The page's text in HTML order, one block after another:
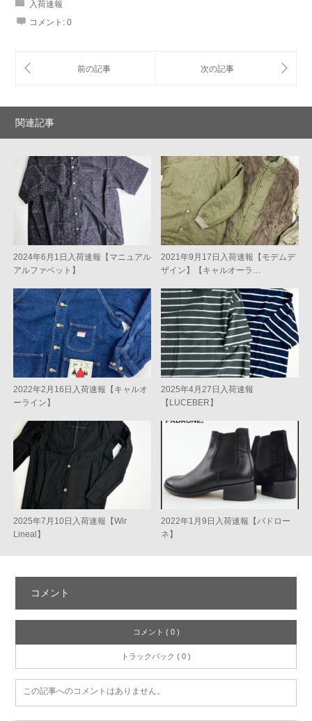
入荷速報
コメント: 0
関連記事
2024年6月1日入荷速報【マニュアル
アルファベット】
2021年9月17日入荷速報【モデムデ
ザイン】【キャルオーラ…
2022年2月16日入荷速報【キャルオ
ーライン】
2025年4月27日入荷速報
【LUCEBER】
2025年7月10日入荷速報【Wir
Lineal】
2022年1月9日入荷速報【パドロー
ネ】
コメント
コメント ( 0 )
トラックバック ( 0 )
この記事へのコメントはありません。